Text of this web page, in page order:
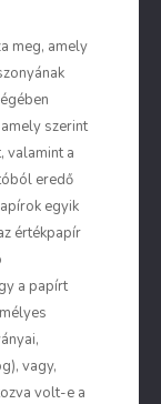
meg, amely
szerint
valamint a
eredő
egyik
értékpapír
a papírt
vagy,
volt-e a